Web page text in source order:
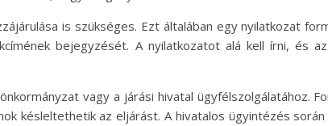
is szükséges. Ezt általában egy nyilatkozat
bejegyzését. A nyilatkozatot alá kell írni, és
vagy a járási hivatal ügyfélszolgálatához.
késleltethetik az eljárást. A hivatalos ügyintézés